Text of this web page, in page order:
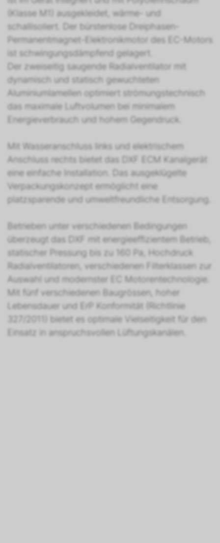
(Klasse M1) ausgekleidet, wärme- und
schallisoliert. Der bürstenlose Dreiphasen-
Permanentmagnet-Elektronikmotor des EC-Motors
ist schwingungsdämpfend gelagert.
Der zweiseitig saugende Radialventilator mit
dynamisch und statisch gewuchteten
Aluminiumlamellen optimiert strömungstechnisch
das maximale Luftvolumen bei minimalem
Energieverbrauch und hohem Gegendruck.
Mit Wasseranschluss links und elektrischem
Anschluss rechts bietet das DXF ECM Kanalgerät
eine einfache Installation. Das ausgeklügelte
Verpackungskonzept ermöglicht eine
platzsparende und umweltfreundliche Entsorgung.
Betrieben unter verschiedenen Bedingungen
überzeugt das DXF mit energieeffizientem Betrieb,
statischer Pressung bis zu 160 Pa, Hochdruck
Radialventilatoren, verschiedenen Filterklassen zur
Auswahl und modernster EC Motorentechnologie.
Mit fünf verschiedenen Baugrössen, hoher
Lebensdauer und ErP Konformität (Richtlinie
327/2011) bietet es optimale Vielseitigkeit für den
Einsatz in anspruchsvollen Lüftungskanälen.